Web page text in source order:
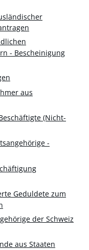
- Bescheinigung
aus
(Nicht-
-
Geduldete zum
der Schweiz
aus Staaten